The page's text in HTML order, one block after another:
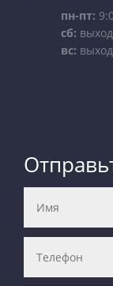
пн-пт:
сб:
вс: